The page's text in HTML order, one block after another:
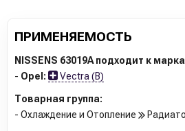
ПРИМЕНЯЕМОСТЬ
NISSENS 63019A подходит к
- Opel: Vectra (B)
Товарная группа:
- Охлаждение и Отопление